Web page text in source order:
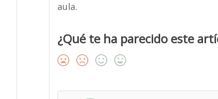
aula.
¿Qué te ha parecido este